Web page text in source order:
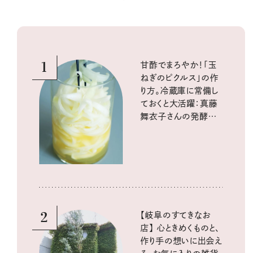
1
甘酢でまろやか！「玉
ねぎのピクルス」の作
り方。冷蔵庫に常備し
ておくと大活躍：真藤
舞衣子さんの発酵と
2
【岐阜のすてきなお
店】 心ときめくものと、
作り手の想いに出会え